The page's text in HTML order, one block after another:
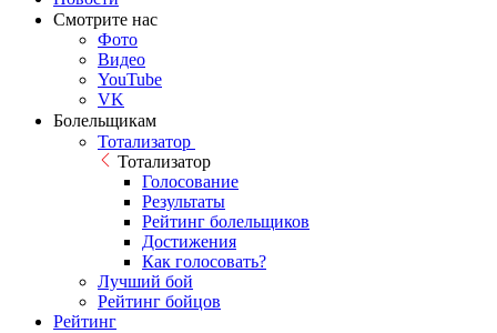
Смотрите нас
Фото
Видео
YouTube
VK
Болельщикам
Тотализатор
Тотализатор
Голосование
Результаты
Рейтинг болельщиков
Достижения
Как голосовать?
Лучший бой
Рейтинг бойцов
Рейтинг